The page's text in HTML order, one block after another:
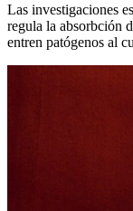
Las investigaciones
regula la absorbción
entren patógenos al